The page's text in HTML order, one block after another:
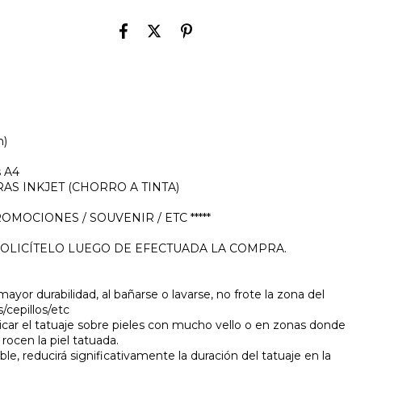
A4
INKJET (CHORRO A TINTA)
/ SOUVENIR / ETC *****
LUEGO DE EFECTUADA LA COMPRA.
durabilidad, al bañarse o lavarse, no frote la zona del
cepillos/etc
el tatuaje sobre pieles con mucho vello o en zonas donde
la piel tatuada.
reducirá significativamente la duración del tatuaje en la